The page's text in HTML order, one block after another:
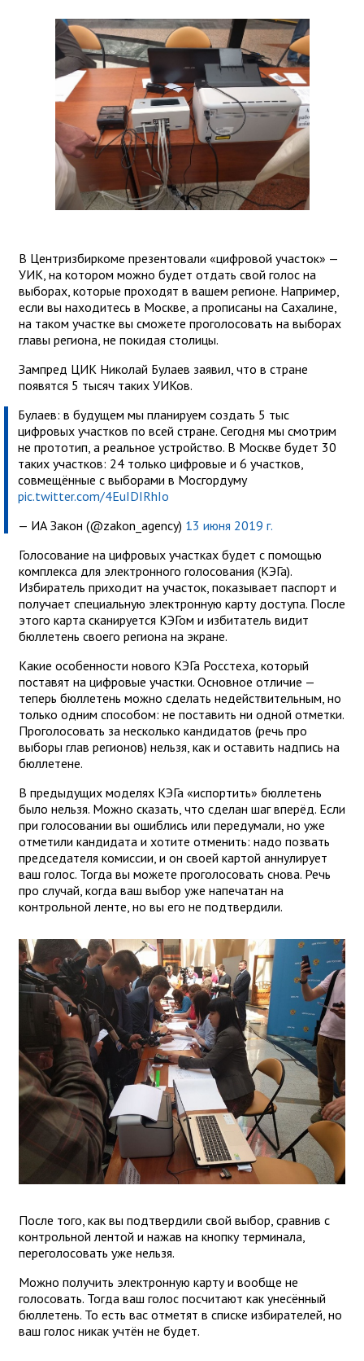
В Центризбиркоме презентовали «цифровой участок» —
УИК, на котором можно будет отдать свой голос на
выборах, которые проходят в вашем регионе. Например,
если вы находитесь в Москве, а прописаны на Сахалине,
на таком участке вы сможете проголосовать на выборах
главы региона, не покидая столицы.
Зампред ЦИК Николай Булаев заявил, что в стране
появятся 5 тысяч таких УИКов.
Булаев: в будущем мы планируем создать 5 тыс
цифровых участков по всей стране. Сегодня мы смотрим
не прототип, а реальное устройство. В Москве будет 30
таких участков: 24 только цифровые и 6 участков,
совмещённые с выборами в Мосгордуму
pic.twitter.com/4EuIDIRhIo
— ИА Закон (@zakon_agency) 13 июня 2019 г.
Голосование на цифровых участках будет с помощью
комплекса для электронного голосования (КЭГа).
Избиратель приходит на участок, показывает паспорт и
получает специальную электронную карту доступа. После
этого карта сканируется КЭГом и избитатель видит
бюллетень своего региона на экране.
Какие особенности нового КЭГа Росстеха, который
поставят на цифровые участки. Основное отличие —
теперь бюллетень можно сделать недействительным, но
только одним способом: не поставить ни одной отметки.
Проголосовать за несколько кандидатов (речь про
выборы глав регионов) нельзя, как и оставить надпись на
бюллетене.
В предыдущих моделях КЭГа «испортить» бюллетень
было нельзя. Можно сказать, что сделан шаг вперёд. Если
при голосовании вы ошиблись или передумали, но уже
отметили кандидата и хотите отменить: надо позвать
председателя комиссии, и он своей картой аннулирует
ваш голос. Тогда вы можете проголосовать снова. Речь
про случай, когда ваш выбор уже напечатан на
контрольной ленте, но вы его не подтвердили.
После того, как вы подтвердили свой выбор, сравнив с
контрольной лентой и нажав на кнопку терминала,
переголосовать уже нельзя.
Можно получить электронную карту и вообще не
голосовать. Тогда ваш голос посчитают как унесённый
бюллетень. То есть вас отметят в списке избирателей, но
ваш голос никак учтён не будет.